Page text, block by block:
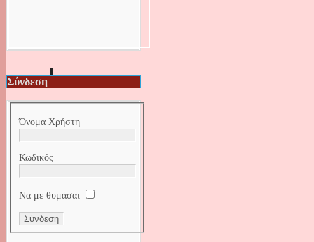
Σύνδεση
Όνομα Χρήστη
Κωδικός
Να με θυμάσαι